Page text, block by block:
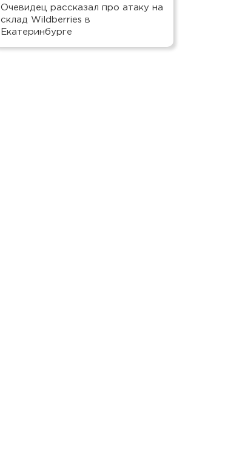
Очевидец рассказал про атаку на
склад Wildberries в
Екатеринбурге